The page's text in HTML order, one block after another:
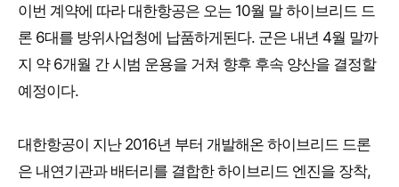
이번 계약에 따라 대한항공은 오는 10월 말 하이브리드 드
론 6대를 방위사업청에 납품하게된다. 군은 내년 4월 말까
지 약 6개월 간 시범 운용을 거쳐 향후 후속 양산을 결정할
예정이다.
대한항공이 지난 2016년 부터 개발해온 하이브리드 드론
은 내연기관과 배터리를 결합한 하이브리드 엔진을 장착,